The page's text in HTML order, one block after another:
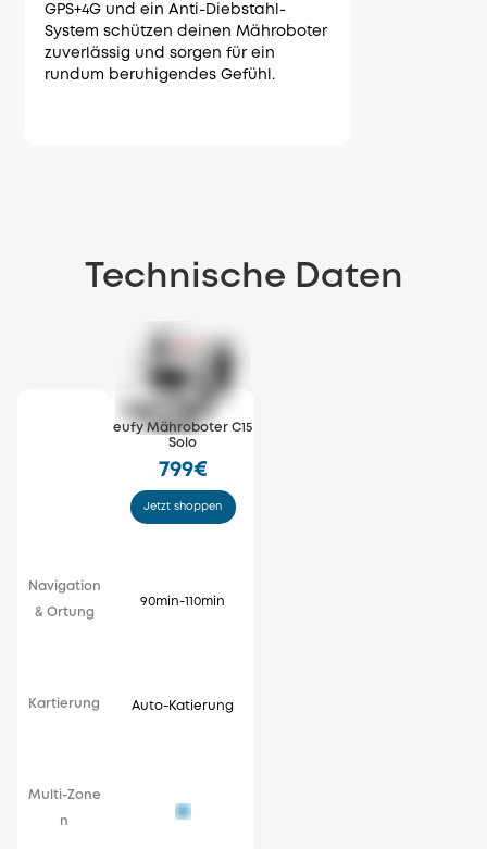
GPS+4G und ein Anti-Diebstahl-
System schützen deinen Mähroboter
zuverlässig und sorgen für ein
rundum beruhigendes Gefühl.
Technische Daten
Navigation
& Ortung
Kartierung
Multi-Zone
n
eufy Mähroboter C15
Solo
799€
Jetzt shoppen
90min-110min
Auto-Katierung